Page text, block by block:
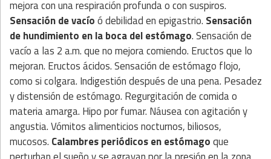
mejora con una respiración profunda o con suspiros.
Sensación de vacíoó debilidad en epigastrio. Sensación
de hundimiento en la boca del estómago. Sensación de
vacío a las 2 a.m. que no mejora comiendo. Eructos que lo
mejoran. Eructos ácidos. Sensación de estómago flojo,
como si colgara. Indigestión después de una pena. Pesadez
y distensión de estómago. Regurgitación de comida o
materia amarga. Hipo por fumar. Náusea con agitación y
angustia. Vómitos alimenticios nocturnos, biliosos,
mucosos. Calambres periódicos en estómagoque